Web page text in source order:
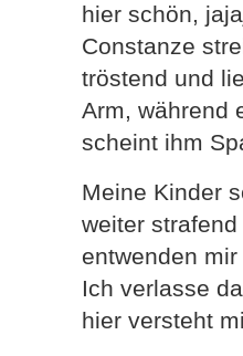
hier schön,
Constanze
tröstend und
Arm, während
scheint ihm
Meine Kinder
weiter strafend
entwenden
Ich verlasse
hier versteht